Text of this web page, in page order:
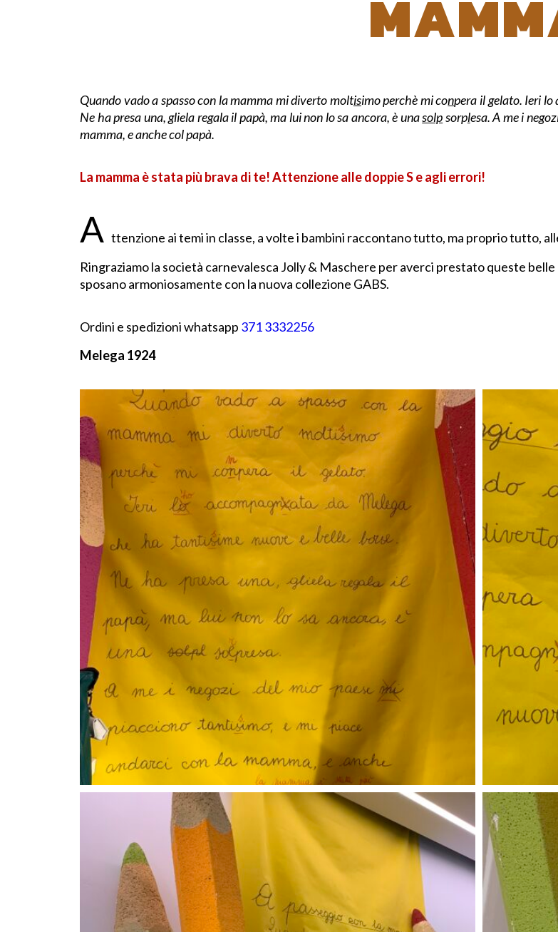
Quando vado a spasso con la mamma mi diverto moltisimo perchè mi conpera il gelato. Ieri lo
Ne ha presa una, gliela regala il papà, ma lui non lo sa ancora, è unasolpsorplesa.A me i
mamma, e anche col papà.
La mamma è stata più brava di te! Attenzione alle doppie S e agli errori!
A ttenzione ai temi in classe, a volte i bambini raccontano tutto, ma proprio tutto,
Ringraziamo la società carnevalesca Jolly & Maschere per averci prestato queste
sposano armoniosamente con la nuova collezione GABS.
Ordini e spedizioni whatsapp 371 3332256
Melega 1924